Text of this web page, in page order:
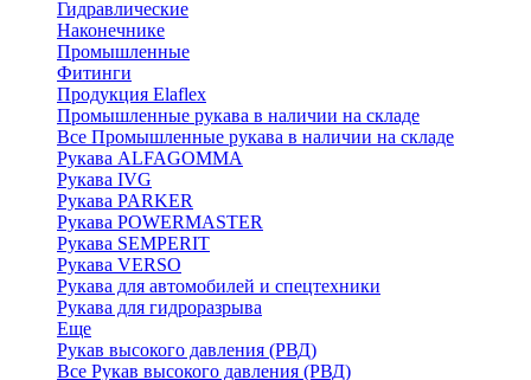
Гидравлические
Наконечнике
Промышленные
Фитинги
Продукция Elaflex
Промышленные рукава в наличии на складе
Все Промышленные рукава в наличии на складе
Рукава ALFAGOMMA
Рукава IVG
Рукава PARKER
Рукава POWERMASTER
Рукава SEMPERIT
Рукава VERSO
Рукава для автомобилей и спецтехники
Рукава для гидроразрыва
Еще
Рукав высокого давления (РВД)
Все Рукав высокого давления (РВД)